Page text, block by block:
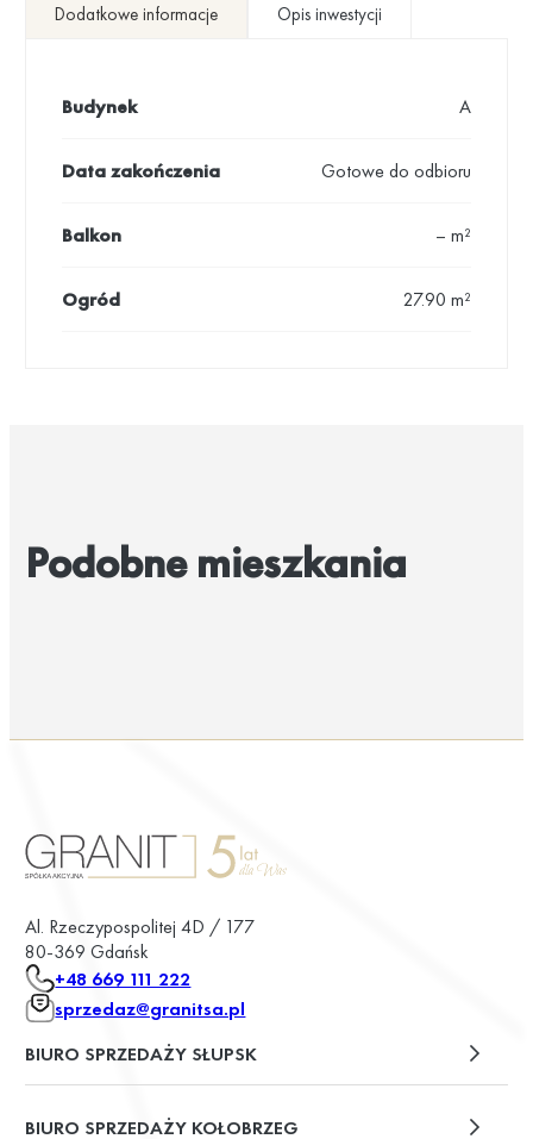
Dodatkowe informacje Opis inwestycji
Budynek A
Data zakończenia Gotowe do odbioru
Balkon – m²
Ogród 27.90 m²
Podobne mieszkania
Al. Rzeczypospolitej 4D / 177
80-369 Gdańsk
+48 669 111 222
sprzedaz@granitsa.pl
BIURO SPRZEDAŻY SŁUPSK
plac Władysława Broniewskiego 13/u2
BIURO SPRZEDAŻY KOŁOBRZEG